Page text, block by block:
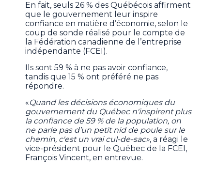
En fait, seuls 26 % des Québécois affirment
que le gouvernement leur inspire
confiance en matière d’économie, selon le
coup de sonde réalisé pour le compte de
la Fédération canadienne de l’entreprise
indépendante (FCEI).
Ils sont 59 % à ne pas avoir confiance,
tandis que 15 % ont préféré ne pas
répondre.
«Quand les décisions économiques du
gouvernement du Québec n'inspirent plus
la confiance de 59 % de la population, on
ne parle pas d’un petit nid de poule sur le
chemin, c'est un vrai cul-de-sac», a réagi le
vice-président pour le Québec de la FCEI,
François Vincent, en entrevue.